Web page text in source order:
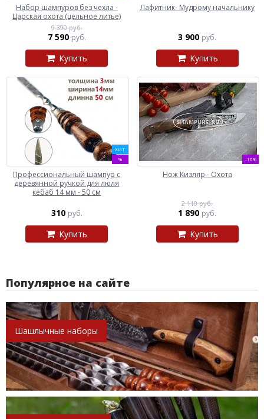
Набор шампуров без чехла -
Царская охота (цельное литье)
9 390 руб.
7 590 руб.
Купить
Лафитник- Мудрому начальнику
3 900 руб.
Купить
ХИТ
%
Профессиональный шампур с
деревянной ручкой для люля
кебаб 14 мм - 50 см
310 руб.
Купить
-10%
Нож Кизляр - Охота
2 110 руб.
1 890 руб.
Купить
Популярное на сайте
Шашлычные наборы